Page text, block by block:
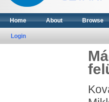
Home About Browse
Login